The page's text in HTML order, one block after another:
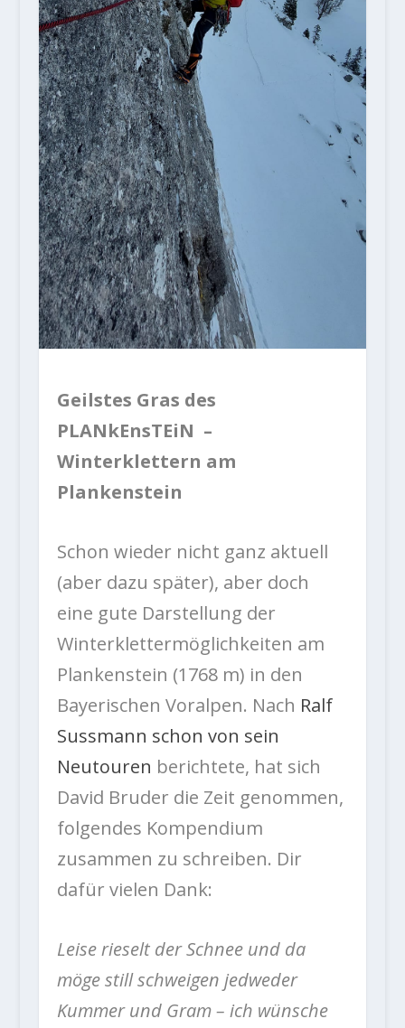
Geilstes Gras des
PLANkEnsTEiN –
Winterklettern am
Plankenstein
Schon wieder nicht ganz aktuell
(aber dazu später), aber doch
eine gute Darstellung der
Winterklettermöglichkeiten am
Plankenstein (1768 m) in den
Bayerischen Voralpen. Nach Ralf
Sussmann schon von sein
Neutouren berichtete, hat sich
David Bruder die Zeit genommen,
folgendes Kompendium
zusammen zu schreiben. Dir
dafür vielen Dank:
Leise rieselt der Schnee und da
möge still schweigen jedweder
Kummer und Gram – ich wünsche